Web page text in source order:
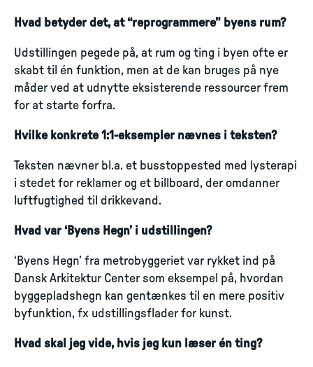
Hvad betyder det, at “reprogrammere” byens rum?
Udstillingen pegede på, at rum og ting i byen ofte er
skabt til én funktion, men at de kan bruges på nye
måder ved at udnytte eksisterende ressourcer frem
for at starte forfra.
Hvilke konkrete 1:1-eksempler nævnes i teksten?
Teksten nævner bl.a. et busstoppested med lysterapi
i stedet for reklamer og et billboard, der omdanner
luftfugtighed til drikkevand.
Hvad var ‘Byens Hegn’ i udstillingen?
‘Byens Hegn’ fra metrobyggeriet var rykket ind på
Dansk Arkitektur Center som eksempel på, hvordan
byggepladshegn kan gentænkes til en mere positiv
byfunktion, fx udstillingsflader for kunst.
Hvad skal jeg vide, hvis jeg kun læser én ting?